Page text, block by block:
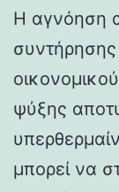
Η αγνόηση
ψύξης
μπορεί να